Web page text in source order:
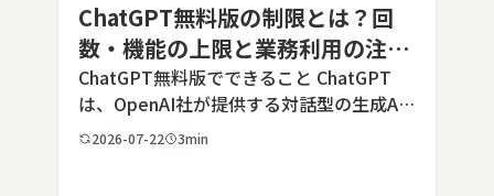
ChatGPT無料版の制限とは？回
数・機能の上限と業務利用の注意
点を解説【2026年最新】
ChatGPT無料版でできること ChatGPT
は、OpenAI社が提供する対話型の生成AI
サービスです。アカウントを登録すれば無
2026-07-22 3min